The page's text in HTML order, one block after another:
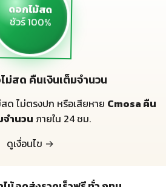
ดอกไม้สด
ชัวร์ 100%
ม่สด คืนเงินเต็มจำนวน
ด ไม่ตรงปก หรือเสียหาย Cmosa คืน
จำนวน ภายใน 24 ชม.
ดูเงื่อนไข →